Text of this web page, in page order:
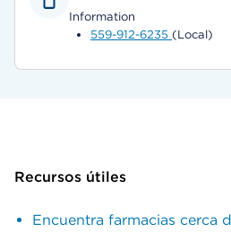
Information
559-912-6235 (Local)
Recursos útiles
Encuentra farmacias cerca